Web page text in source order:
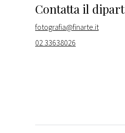
Contatta il
fotografia@finarte.it
02 33638026